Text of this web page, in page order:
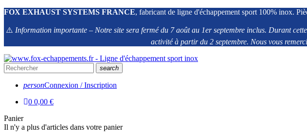
FOX EXHAUST SYSTEMS FRANCE, fabricant de ligne d'échappement sport 100% inox.
⚠️ Information importante – Notre site sera fermé du 7 août au 1er septembre inclus. Durant
activité à partir du 2 septembre. Nous vous
search
personConnexion / Inscription
0 0,00 €
Panier
Il n'y a plus d'articles dans votre panier